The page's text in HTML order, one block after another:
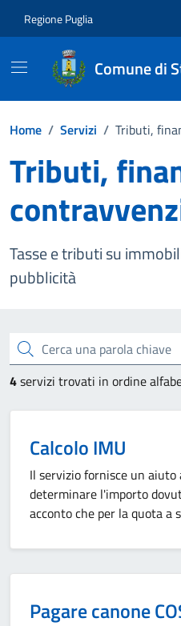
Regione Puglia
Comune di
Home / Servizi / Tributi,
Tributi,
Tasse e tributi su
pubblicità
Cerca una parola chiave
4servizi trovati in ordine
Calcolo IMU
Il servizio fornisce un
determinare l'importo
acconto che per la quota a
Pagare canone